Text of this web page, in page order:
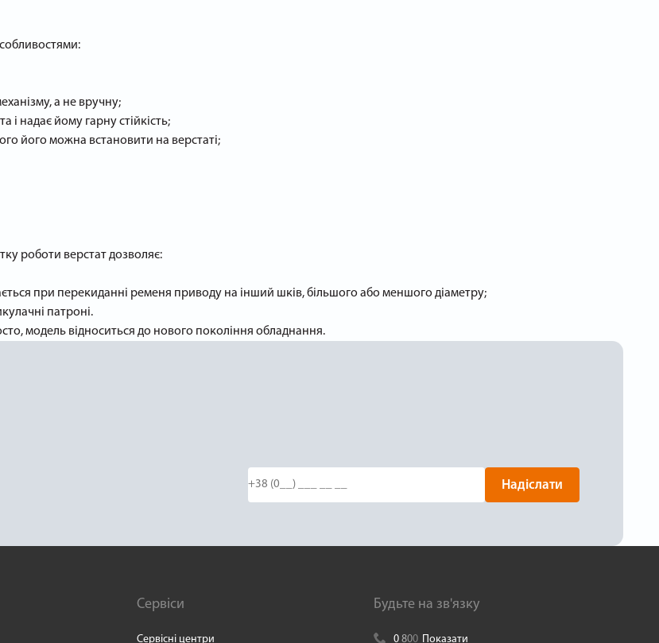
а не вручну;
і надає йому гарну стійкість;
його можна встановити на верстаті;
роботи верстат дозволяє:
при перекиданні ременя приводу на інший шків, більшого або меншого діаметру;
патроні.
модель відноситься до нового покоління обладнання.
Надіслати
Сервіси
Сервісні центри
Будьте на зв'язку
0 800 Показати